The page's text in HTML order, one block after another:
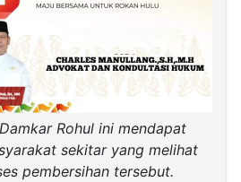
Rohul ini mendapat
sekitar yang melihat
pembersihan tersebut.